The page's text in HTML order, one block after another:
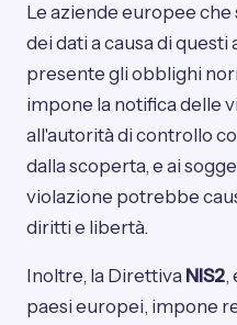
Le aziende europee
dei dati a causa di
presente gli obblighi
impone la notifica delle
all'autorità di controllo
dalla scoperta, e ai
violazione potrebbe
diritti e libertà.
Inoltre, la Direttiva NIS2,
paesi europei, impone